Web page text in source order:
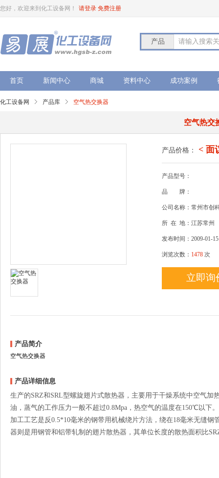
您好，欢迎来到化工设备网！ 请登录 免费注册
产品 请输入搜索
首页 新闻中心 商城 资料中心 成功案例
化工设备网 产品库 空气热交换器
空气热交
产品价格： < 面
产品型号：
品 牌：
公司名称：常州市创
所 在 地：江苏常州
发布时间：2009-01-15
浏览次数： 1478 次
立即询
产品简介
空气热交换器
产品详细信息
生产的SRZ和SRL型螺旋翅片式散热器，主要用于干燥系统中空气
油，蒸气的工作压力一般不超过0.8Mpa，热空气的温度在150℃以下
加工工艺是反0.5*10毫米的钢带用机械绕片方法，绕在18毫米无缝
器则是用钢管和铝带轧制的翅片散热器，其单位长度的散热面积比